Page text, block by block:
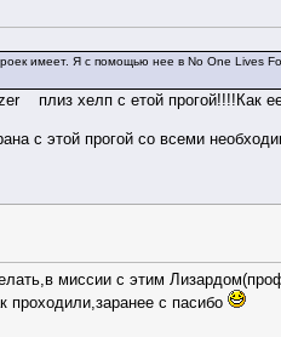
имеет. Я с помощью нее в No One Lives
плиз хелп с етой прогой!!!!Как
с этой прогой со всеми
миссии с этим
проходили,заранее с пасибо